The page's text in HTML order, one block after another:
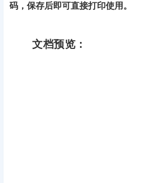
码，保存后即可直接打印使用。
文档预览：